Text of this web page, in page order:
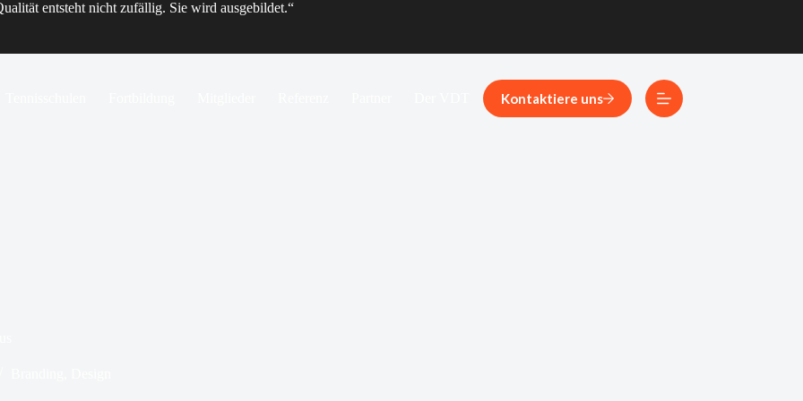
entsteht nicht zufällig. Sie wird ausgebildet.“
Kontaktiere uns